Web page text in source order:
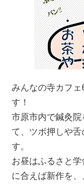
みんなの寺カフ
す！
市原市内で鍼灸
て、ツボ押しや
す。
お昼はふるさと
に合えば新作を、